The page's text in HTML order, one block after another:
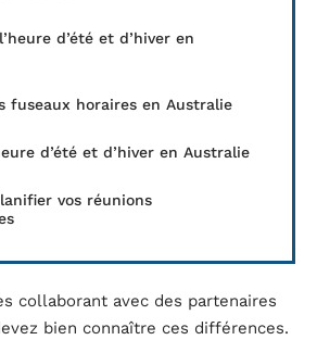
d’été et d’hiver en
fuseaux horaires en Australie
d’été et d’hiver en Australie
vos réunions
collaborant avec des partenaires
bien connaître ces différences.